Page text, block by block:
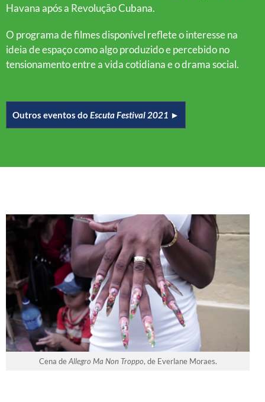
Havana após a Revolução Cubana.
O programa de filmes disponível reflete o interesse na
ideia de espaço como algo produzido e percebido no
tensionamento entre a vida cotidiana e o drama social.
Outros eventos do Escuta Festival 2021 ►
Cena deAllegro Ma Non Troppo, de Everlane Moraes.